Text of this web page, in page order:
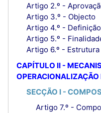
Artigo 2.º -
Artigo 3.º - Objecto
Artigo 4.º -
Artigo 5.º -
Artigo 6.º - Estrutura
CAPÍTULO II -
OPERACIONALIZAÇÃO
SECÇÃO I -
Artigo 7.º -